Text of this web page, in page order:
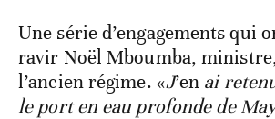
Une série d’engagements qui
ravir Noël Mboumba,
l’ancien régime. «J’en ai
le port en eau profonde de